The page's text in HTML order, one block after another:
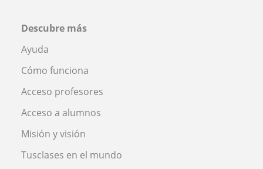
Descubre más
Ayuda
Cómo funciona
Acceso profesores
Acceso a alumnos
Misión y visión
Tusclases en el mundo